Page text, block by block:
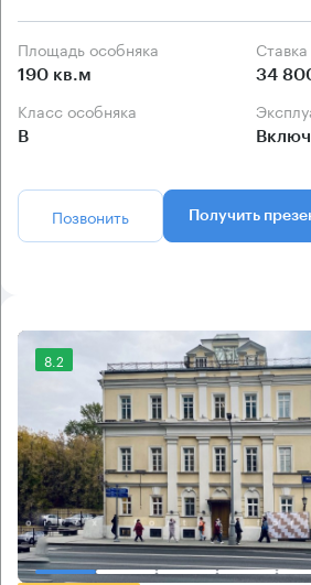
Площадь особняка
190 кв.м 34
Класс особняка
B
Позвонить Получить
8.2